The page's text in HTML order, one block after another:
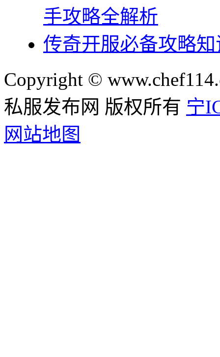
手攻略全解析
传奇开服必备攻略
Copyright ©
私服发布网 版权所有 宁
网站地图